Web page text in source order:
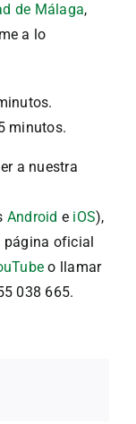
de Málaga,
a lo
minutos.
a nuestra
Android e iOS),
página oficial
o llamar
038 665.